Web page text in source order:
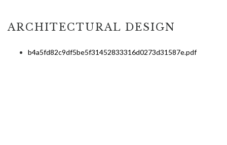
ARCHITECTURAL DESIGN
b4a5fd82c9df5be5f31452833316d0273d31587e.pdf